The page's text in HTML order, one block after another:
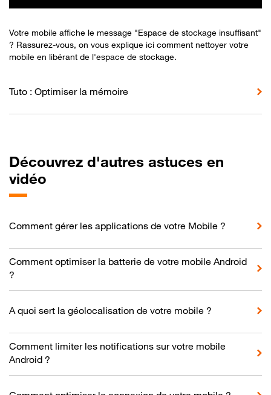
Votre mobile affiche le message "Espace de stockage insuffisant"
? Rassurez-vous, on vous explique ici comment nettoyer votre
mobile en libérant de l'espace de stockage.
Tuto : Optimiser la mémoire
Découvrez d'autres astuces en
vidéo
Comment gérer les applications de votre Mobile ?
Comment optimiser la batterie de votre mobile Android
?
A quoi sert la géolocalisation de votre mobile ?
Comment limiter les notifications sur votre mobile
Android ?